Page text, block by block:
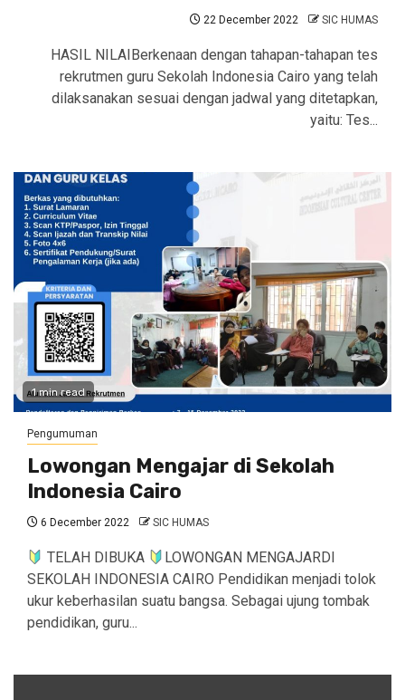
22 December 2022 SIC HUMAS
HASIL NILAIBerkenaan dengan tahapan-tahapan tes
rekrutmen guru Sekolah Indonesia Cairo yang telah
dilaksanakan sesuai dengan jadwal yang ditetapkan,
yaitu: Tes...
1 min read
Pengumuman
Lowongan Mengajar di Sekolah
Indonesia Cairo
6 December 2022 SIC HUMAS
TELAH DIBUKA
LOWONGAN MENGAJARDI
SEKOLAH INDONESIA CAIRO Pendidikan menjadi tolok
ukur keberhasilan suatu bangsa. Sebagai ujung tombak
pendidikan, guru...